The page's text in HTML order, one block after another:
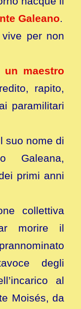
Galeano.
per non
maestro
rapito,
paramilitari
suo nome di
Galeana,
primi anni
collettiva
morire il
degli
al
Moisés, da